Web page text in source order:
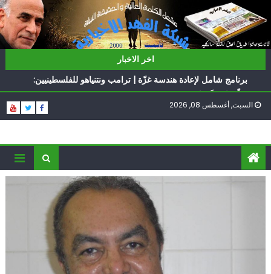
to
content
اخر الاخبار
ناشطة أمريكية يهودية تدعو الدول العربية لوقف التطبيع
أيّ تحدّيات يواجهها حزب الله؟
برنامج شامل لإعادة هندسة غزّة | ترامب ونتنياهو للفلسطينيين:
سلّموا تسلَموا
الغرب يدفن اتفاقاً وُلد ميتاً | إيران تحت العقوبات: جاهزون
للمواجهة
السبت, أغسطس 08, 2026